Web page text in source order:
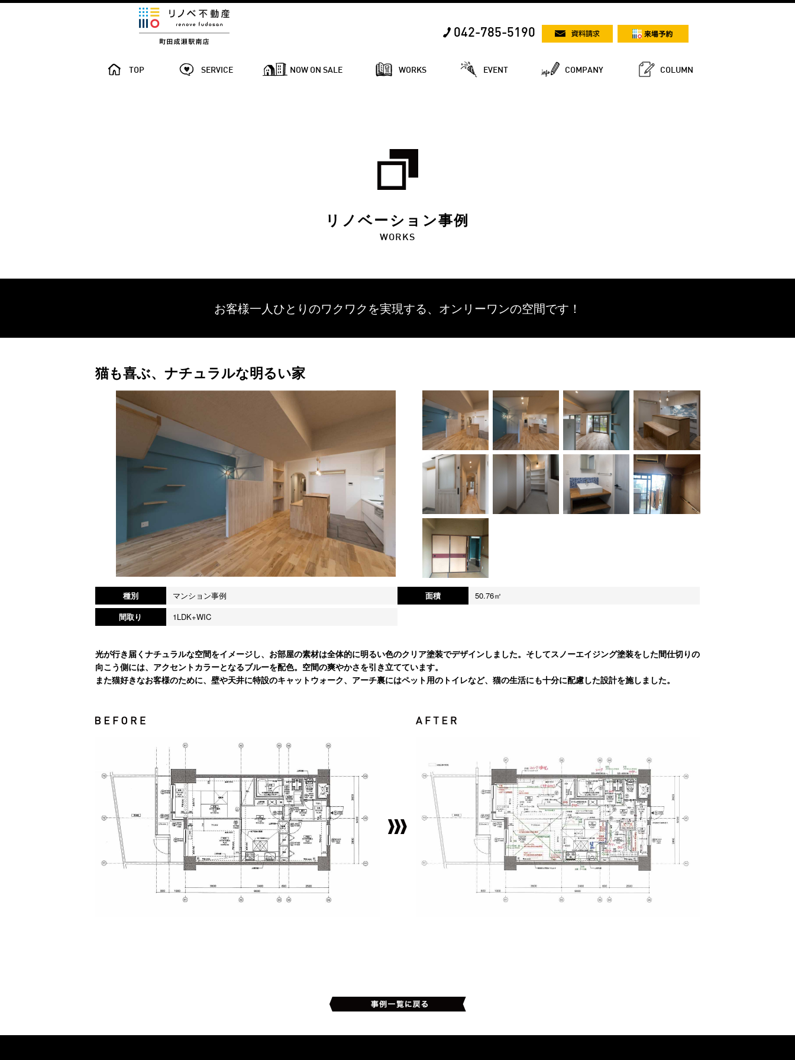
042-785-5190
TOP SERVICE NOW ON SALE WORKS EVENT COMPANY COLUMN
リノベーション事例
WORKS
お客様一人ひとりのワクワクを実現する、 オンリーワンの空間です！
猫も喜ぶ、ナチュラルな明るい家
種別 マンション事例 面積
50.76㎡
間取り
1LDK+WIC
光が行き届くナチュラルな空間をイメージし、お部屋の素材は全体的に明るい色のクリア塗装でデザインしました。そしてスノーエイジング塗装をした間仕切りの
向こう側には、アクセントカラーとなるブルーを配色。空間の爽やかさを引き立てています。
また猫好きなお客様のために、壁や天井に特設のキャットウォーク、アーチ裏にはペット用のトイレなど、猫の生活にも十分に配慮した設計を施しました。